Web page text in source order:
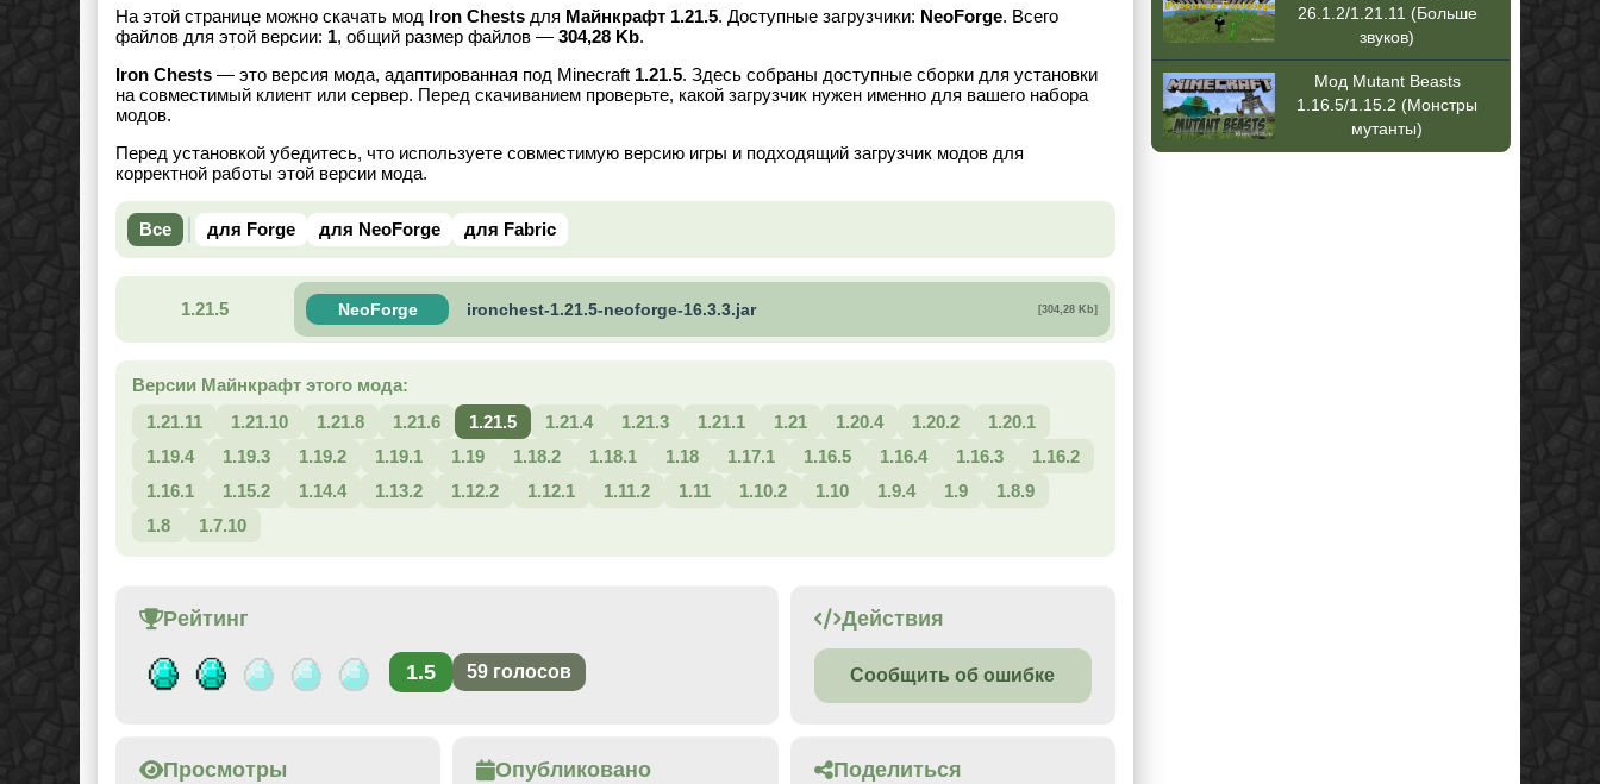
На этой странице можно скачать мод Iron Chests для Майнкрафт 1.21.5. Доступные загрузчики: NeoForge. Всего
файлов для этой версии: 1, общий размер файлов — 304,28 Kb.
Iron Chests — это версия мода, адаптированная под Minecraft 1.21.5. Здесь собраны доступные сборки для установки
на совместимый клиент или сервер. Перед скачиванием проверьте, какой загрузчик нужен именно для вашего набора
модов.
Перед установкой убедитесь, что используете совместимую версию игры и подходящий загрузчик модов для
корректной работы этой версии мода.
Все для Forge для NeoForge для Fabric
1.21.5 NeoForge ironchest-1.21.5-neoforge-16.3.3.jar [304,28 Kb]
Версии Майнкрафт этого мода:
1.21.11
1.21.10 1.21.8 1.21.6 1.21.5 1.21.4 1.21.3 1.21.1 1.21 1.20.4 1.20.2
1.20.1
1.19.4
1.19.3 1.19.2 1.19.1 1.19 1.18.2 1.18.1 1.18 1.17.1 1.16.5 1.16.4 1.16.3
1.16.2
1.16.1
1.15.2 1.14.4 1.13.2 1.12.2 1.12.1 1.11.2 1.11 1.10.2 1.10 1.9.4 1.9
1.8.9
1.8
1.7.10
Рейтинг
1.5 59 голосов
Действия
Сообщить об ошибке
Просмотры
Опубликовано
Поделиться
26.1.2/1.21.11 (Больше
звуков)
Мод Mutant Beasts
1.16.5/1.15.2 (Монстры
мутанты)